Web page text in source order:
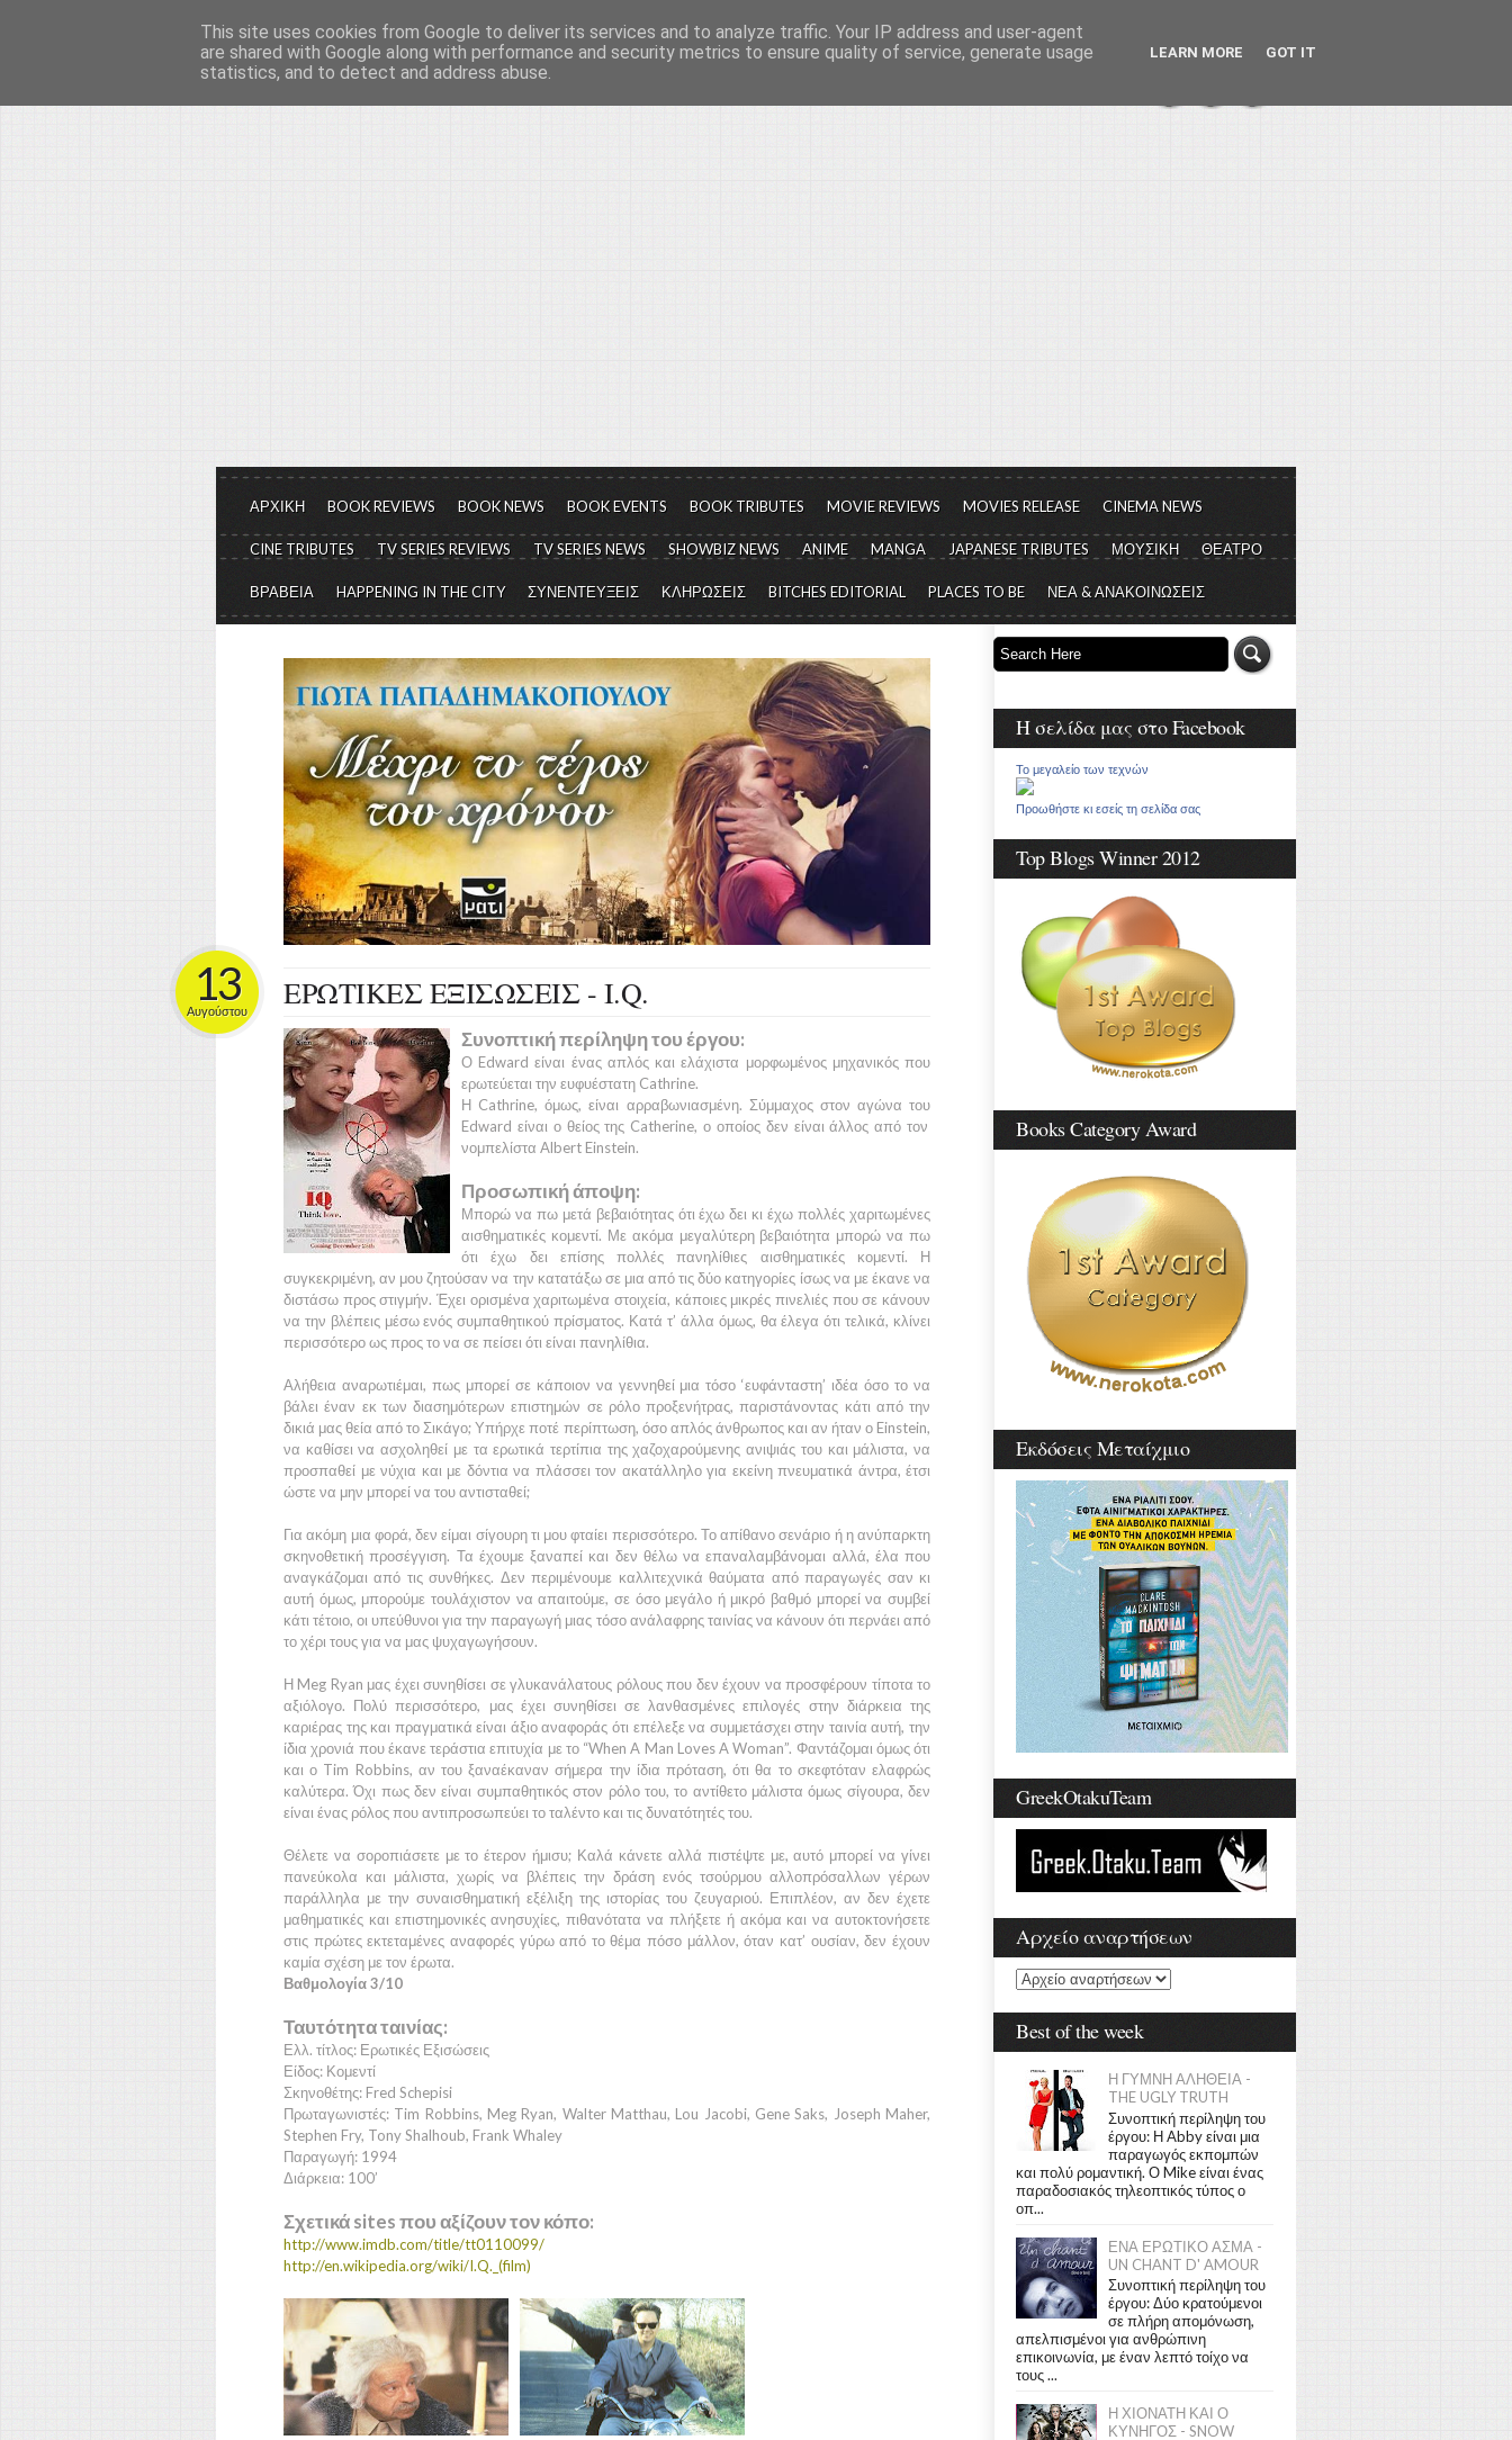
Το μεγαλείο των Τεχνών...
Είμαστε πάντα εδώ για να μιλάμε για τον πολιτισμό, σε κάθε του μορφή και έκταση...
ΑΡΧΙΚΗ BOOK REVIEWS BOOK NEWS BOOK EVENTS BOOK TRIBUTES MOVIE REVIEWS MOVIES RELEASE CINEMA NEWS
CINE TRIBUTES TV SERIES REVIEWS TV SERIES NEWS SHOWBIZ NEWS ANIME MANGA JAPANESE TRIBUTES ΜΟΥΣΙΚΗ ΘΕΑΤΡΟ
ΒΡΑΒΕΙΑ HAPPENING IN THE CITY ΣΥΝΕΝΤΕΥΞΕΙΣ ΚΛΗΡΩΣΕΙΣ BITCHES EDITORIAL PLACES TO BE ΝΕΑ & ΑΝΑΚΟΙΝΩΣΕΙΣ
ΕΡΩΤΙΚΕΣ ΕΞΙΣΩΣΕΙΣ - I.Q.
13
Αυγούστου
Συνοπτική περίληψη του έργου:
Ο Edward είναι ένας απλός και ελάχιστα μορφωμένος μηχανικός που
ερωτεύεται την ευφυέστατη Cathrine.
Η Cathrine, όμως, είναι αρραβωνιασμένη. Σύμμαχος στον αγώνα του
Edward είναι ο θείος της Catherine, ο οποίος δεν είναι άλλος από τον
νομπελίστα Albert Einstein.
Προσωπική άποψη:
Μπορώ να πω μετά βεβαιότητας ότι έχω δει κι έχω πολλές χαριτωμένες
αισθηματικές κομεντί. Με ακόμα μεγαλύτερη βεβαιότητα μπορώ να πω
ότι έχω δει επίσης πολλές πανηλίθιες αισθηματικές κομεντί. Η
συγκεκριμένη, αν μου ζητούσαν να την κατατάξω σε μια από τις δύο κατηγορίες ίσως να με έκανε να
διστάσω προς στιγμήν. Έχει ορισμένα χαριτωμένα στοιχεία, κάποιες μικρές πινελιές που σε κάνουν
να την βλέπεις μέσω ενός συμπαθητικού πρίσματος. Κατά τ’ άλλα όμως, θα έλεγα ότι τελικά, κλίνει
περισσότερο ως προς το να σε πείσει ότι είναι πανηλίθια.
Αλήθεια αναρωτιέμαι, πως μπορεί σε κάποιον να γεννηθεί μια τόσο ‘ευφάνταστη’ ιδέα όσο το να
βάλει έναν εκ των διασημότερων επιστημών σε ρόλο προξενήτρας, παριστάνοντας κάτι από την
δικιά μας θεία από το Σικάγο; Υπήρχε ποτέ περίπτωση, όσο απλός άνθρωπος και αν ήταν ο Einstein,
να καθίσει να ασχοληθεί με τα ερωτικά τερτίπια της χαζοχαρούμενης ανιψιάς του και μάλιστα, να
προσπαθεί με νύχια και με δόντια να πλάσσει τον ακατάλληλο για εκείνη πνευματικά άντρα, έτσι
ώστε να μην μπορεί να του αντισταθεί;
Για ακόμη μια φορά, δεν είμαι σίγουρη τι μου φταίει περισσότερο. Το απίθανο σενάριο ή η ανύπαρκτη
σκηνοθετική προσέγγιση. Τα έχουμε ξαναπεί και δεν θέλω να επαναλαμβάνομαι αλλά, έλα που
αναγκάζομαι από τις συνθήκες. Δεν περιμένουμε καλλιτεχνικά θαύματα από παραγωγές σαν κι
αυτή όμως, μπορούμε τουλάχιστον να απαιτούμε, σε όσο μεγάλο ή μικρό βαθμό μπορεί να συμβεί
κάτι τέτοιο, οι υπεύθυνοι για την παραγωγή μιας τόσο ανάλαφρης ταινίας να κάνουν ότι περνάει από
το χέρι τους για να μας ψυχαγωγήσουν.
Η Meg Ryan μας έχει συνηθίσει σε γλυκανάλατους ρόλους που δεν έχουν να προσφέρουν τίποτα το
αξιόλογο. Πολύ περισσότερο, μας έχει συνηθίσει σε λανθασμένες επιλογές στην διάρκεια της
καριέρας της και πραγματικά είναι άξιο αναφοράς ότι επέλεξε να συμμετάσχει στην ταινία αυτή, την
ίδια χρονιά που έκανε τεράστια επιτυχία με το “When A Man Loves A Woman”. Φαντάζομαι όμως ότι
και ο Tim Robbins, αν του ξαναέκαναν σήμερα την ίδια πρόταση, ότι θα το σκεφτόταν ελαφρώς
καλύτερα. Όχι πως δεν είναι συμπαθητικός στον ρόλο του, το αντίθετο μάλιστα όμως σίγουρα, δεν
είναι ένας ρόλος που αντιπροσωπεύει το ταλέντο και τις δυνατότητές του.
Θέλετε να σοροπιάσετε με το έτερον ήμισυ; Καλά κάνετε αλλά πιστέψτε με, αυτό μπορεί να γίνει
πανεύκολα και μάλιστα, χωρίς να βλέπεις την δράση ενός τσούρμου αλλοπρόσαλλων γέρων
παράλληλα με την συναισθηματική εξέλιξη της ιστορίας του ζευγαριού. Επιπλέον, αν δεν έχετε
μαθηματικές και επιστημονικές ανησυχίες, πιθανότατα να πλήξετε ή ακόμα και να αυτοκτονήσετε
στις πρώτες εκτεταμένες αναφορές γύρω από το θέμα πόσο μάλλον, όταν κατ’ ουσίαν, δεν έχουν
καμία σχέση με τον έρωτα.
Βαθμολογία 3/10
Ταυτότητα ταινίας:
Ελλ. τίτλος: Ερωτικές Εξισώσεις
Είδος: Κομεντί
Σκηνοθέτης: Fred Schepisi
Πρωταγωνιστές: Tim Robbins, Meg Ryan, Walter Matthau, Lou Jacobi, Gene Saks, Joseph Maher,
Stephen Fry, Tony Shalhoub, Frank Whaley
Παραγωγή: 1994
Διάρκεια: 100’
Σχετικά sites που αξίζουν τον κόπο:
http://www.imdb.com/title/tt0110099/
http://en.wikipedia.org/wiki/I.Q._(film)
Η σελίδα μας στο Facebook
Το μεγαλείο των τεχνών
Προωθήστε κι εσείς τη σελίδα σας
Top Blogs Winner 2012
Books Category Award
Εκδόσεις Μεταίχμιο
GreekOtakuTeam
Αρχείο αναρτήσεων
Best of the week
Η ΓΥΜΝΗ ΑΛΗΘΕΙΑ -
THE UGLY TRUTH
Συνοπτική περίληψη του
έργου: Η Abby είναι μια
παραγωγός εκπομπών
και πολύ ρομαντική. Ο Mike είναι ένας
παραδοσιακός τηλεοπτικός τύπος ο
οπ...
ΕΝΑ ΕΡΩΤΙΚΟ ΑΣΜΑ -
UN CHANT D' AMOUR
Συνοπτική περίληψη του
έργου: Δύο κρατούμενοι
σε πλήρη απομόνωση,
απελπισμένοι για ανθρώπινη
επικοινωνία, με έναν λεπτό τοίχο να
τους ...
Η ΧΙΟΝΑΤΗ ΚΑΙ Ο
ΚΥΝΗΓΟΣ - SNOW
This site uses cookies from Google to deliver its services and to analyze traffic. Your IP address and user-agent
are shared with Google along with performance and security metrics to ensure quality of service, generate usage
statistics, and to detect and address abuse.
LEARN MORE GOT IT